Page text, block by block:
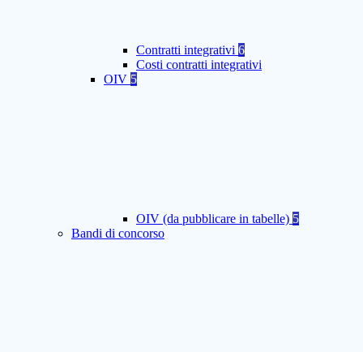
Contratti integrativi 6
Costi contratti integrativi
OIV 5
OIV (da pubblicare in tabelle) 5
Bandi di concorso